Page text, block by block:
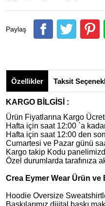
Paylaş
Özellikler Taksit
KARGO BİLGİSİ :
Ürün Fiyatlarına Kargo
Hafta için saat 12:00 `a
Hafta için saat 12:00 den
Cumartesi ve Pazar günü
Kargo takip Kodu
Özel durumlarda tarafınıza
Crea Eymer Wear Ürün ve
Hoodie Oversize
Baskılarımız dijital baskı